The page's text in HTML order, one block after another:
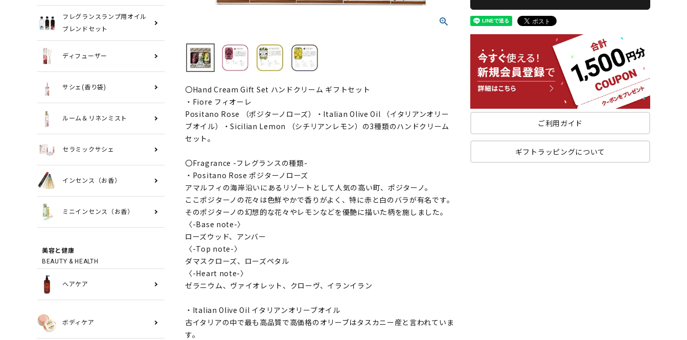
フレグランスランプ用オイル
ブレンドセット
ディフューザー
サシェ(香り袋)
ルーム＆リネンミスト
セラミックサシェ
インセンス（お香）
ミニインセンス（お香）
美容と健康
BEAUTY & HEALTH
ヘアケア
ボディケア
〇Hand Cream Gift Set ハンドクリーム ギフトセット
・Fiore フィオーレ
Positano Rose （ポジターノローズ）・Italian Olive Oil （イタリアンオリー
ブオイル）・Sicilian Lemon （シチリアンレモン）の3種類のハンドクリーム
セット。
〇Fragrance -フレグランスの種類-
・Positano Rose ポジターノローズ
アマルフィの海岸沿いにあるリゾートとして人気の高い町、ポジターノ。
ここポジターノの花々は色鮮やかで香りがよく、特に赤と白のバラが有名です。
そのポジターノの幻想的な花々やレモンなどを優艶に描いた柄を施しました。
〈-Base note-〉
ローズウッド、アンバー
〈-Top note-〉
ダマスクローズ、ローズペタル
〈-Heart note-〉
ゼラニウム、ヴァイオレット、クローヴ、イランイラン
・Italian Olive Oil イタリアンオリーブオイル
古イタリアの中で最も高品質で高価格のオリーブはタスカニー産と言われていま
す。
ご利用ガイド
ギフトラッピングについて